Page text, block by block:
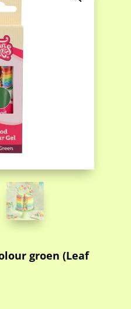
groen (Leaf